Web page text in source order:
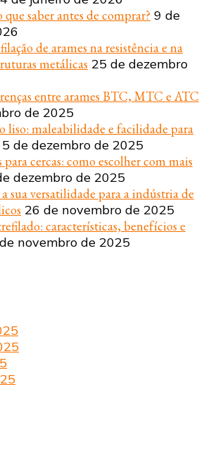
saber antes de comprar? 9 de
de arames na resistência e na
metálicas 25 de dezembro
entre arames BTC, MTC e ATC
de 2025
liso: maleabilidade e facilidade para
5 de dezembro de 2025
para cercas: como escolher com mais
dezembro de 2025
sua versatilidade para a indústria de
26 de novembro de 2025
características, benefícios e
novembro de 2025